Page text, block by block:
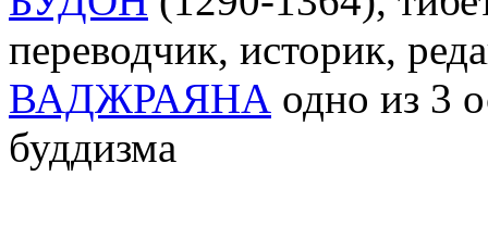
переводчик, историк,
ВАДЖРАЯНА одно из 3
буддизма